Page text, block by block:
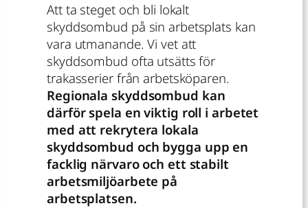
Att ta steget och bli lokalt
skyddsombud på sin arbetsplats kan
vara utmanande. Vi vet att
skyddsombud ofta utsätts för
trakasserier från arbetsköparen.
Regionala skyddsombud kan
därför spela en viktig roll i arbetet
med att rekrytera lokala
skyddsombud och bygga upp en
facklig närvaro och ett stabilt
arbetsmiljöarbete på
arbetsplatsen.